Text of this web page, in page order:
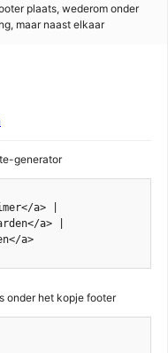
plaats, wederom onder
maar naast elkaar
generator
a> |
a> |
a>
onder het kopje footer